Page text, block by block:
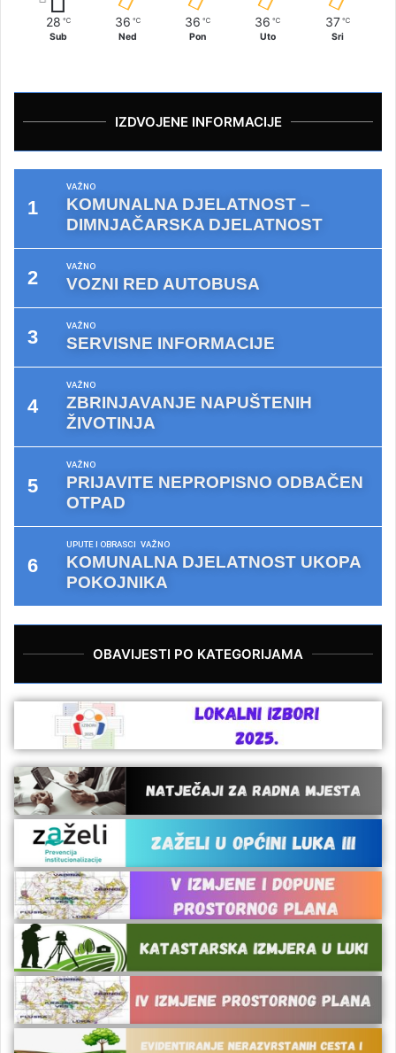
28 ℃
Sub
36 ℃
Ned
36 ℃
Pon
36 ℃
Uto
37 ℃
Sri
IZDVOJENE INFORMACIJE
VAŽNO
KOMUNALNA DJELATNOST –
DIMNJAČARSKA DJELATNOST
VAŽNO
VOZNI RED AUTOBUSA
VAŽNO
SERVISNE INFORMACIJE
VAŽNO
ZBRINJAVANJE NAPUŠTENIH
ŽIVOTINJA
VAŽNO
PRIJAVITE NEPROPISNO ODBAČEN
OTPAD
UPUTE I OBRASCI VAŽNO
KOMUNALNA DJELATNOST UKOPA
POKOJNIKA
OBAVIJESTI PO KATEGORIJAMA